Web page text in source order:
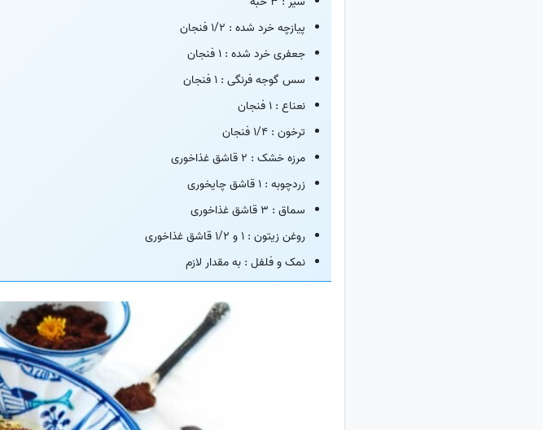
پیازچه خرد شده : 1/2 فنجان
جعفری خرد شده : 1 فنجان
سس گوجه فرنگی : 1 فنجان
نعناع : 1 فنجان
ترخون : 1/4 فنجان
مرزه خشک : 2 قاشق غذاخوری
زردچوبه : 1 قاشق چایخوری
سماق : 3 قاشق غذاخوری
روغن زیتون : 1 و 1/2 قاشق غذاخوری
نمک و فلفل : به مقدار لازم